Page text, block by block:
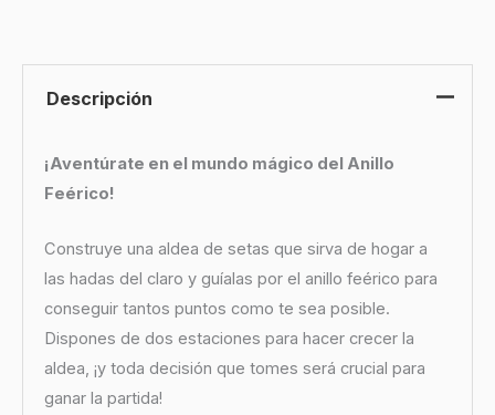
Descripción
¡Aventúrate en el mundo mágico del Anillo
Feérico!
Construye una aldea de setas que sirva de hogar a
las hadas del claro y guíalas por el anillo feérico para
conseguir tantos puntos como te sea posible.
Dispones de dos estaciones para hacer crecer la
aldea, ¡y toda decisión que tomes será crucial para
ganar la partida!